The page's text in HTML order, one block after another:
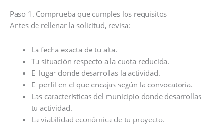
Paso 1. Comprueba que cumples los requisitos
Antes de rellenar la solicitud, revisa:
La fecha exacta de tu alta.
Tu situación respecto a la cuota reducida.
El lugar donde desarrollas la actividad.
El perfil en el que encajas según la convocatoria.
Las características del municipio donde desarrollas
tu actividad.
La viabilidad económica de tu proyecto.